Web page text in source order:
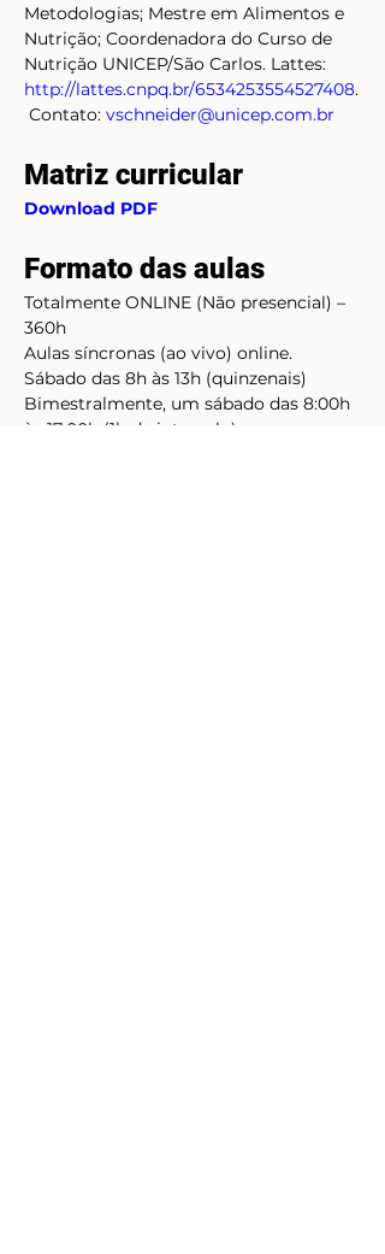
Metodologias; Mestre em Alimentos e
Nutrição; Coordenadora do Curso de
Nutrição UNICEP/São Carlos. Lattes:
http://lattes.cnpq.br/6534253554527408.
Contato: vschneider@unicep.com.br
Matriz curricular
Download PDF
Formato das aulas
Totalmente ONLINE (Não presencial) –
360h
Aulas síncronas (ao vivo) online.
Sábado das 8h às 13h (quinzenais)
Bimestralmente, um sábado das 8:00h
às 17:00h (1h de intervalo).